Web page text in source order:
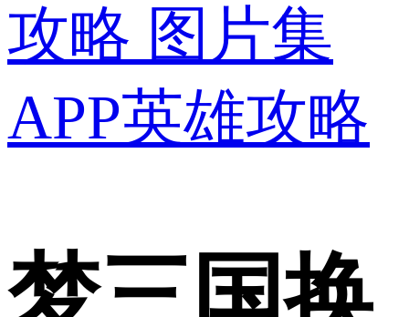
攻略 图片集
APP英雄攻略